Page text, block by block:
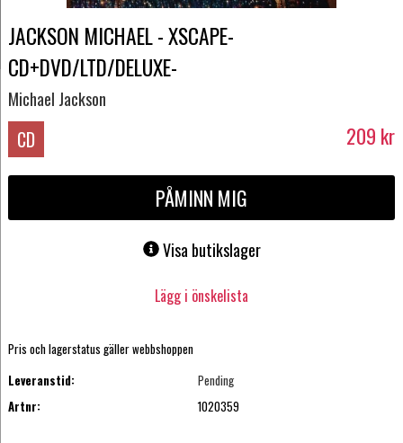
JACKSON MICHAEL - XSCAPE-
CD+DVD/LTD/DELUXE-
Michael Jackson
CD 209 kr
PÅMINN MIG
Visa butikslager
Lägg i önskelista
Pris och lagerstatus gäller webbshoppen
Leveranstid:
Pending
Artnr:
1020359